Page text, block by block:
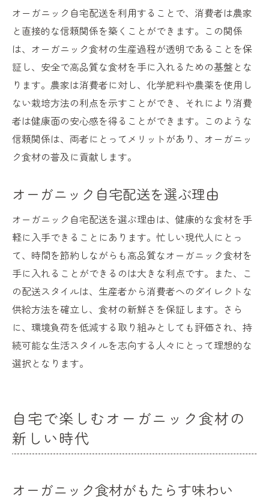
オーガニック自宅配送を利用することで、消費者は農家
と直接的な信頼関係を築くことができます。この関係
は、オーガニック食材の生産過程が透明であることを保
証し、安全で高品質な食材を手に入れるための基盤とな
ります。農家は消費者に対し、化学肥料や農薬を使用し
ない栽培方法の利点を示すことができ、それにより消費
者は健康面の安心感を得ることができます。このような
信頼関係は、両者にとってメリットがあり、オーガニッ
ク食材の普及に貢献します。
オーガニック自宅配送を選ぶ理由
オーガニック自宅配送を選ぶ理由は、健康的な食材を手
軽に入手できることにあります。忙しい現代人にとっ
て、時間を節約しながらも高品質なオーガニック食材を
手に入れることができるのは大きな利点です。また、こ
の配送スタイルは、生産者から消費者へのダイレクトな
供給方法を確立し、食材の新鮮さを保証します。さら
に、環境負荷を低減する取り組みとしても評価され、持
続可能な生活スタイルを志向する人々にとって理想的な
選択となります。
自宅で楽しむオーガニック食材の
新しい時代
オーガニック食材がもたらす味わい